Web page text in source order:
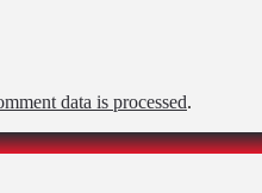
data is processed.